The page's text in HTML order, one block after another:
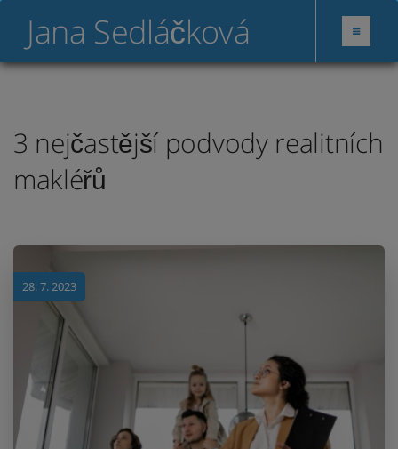
Jana Sedláčková
3 nejčastější podvody realitních
makléřů
28. 7. 2023